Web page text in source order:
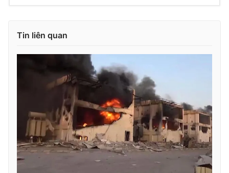
Ðiện thoại Thời báo VTV:024.66 897 897
Liên hệ quảng cáo:
Tin liên quan